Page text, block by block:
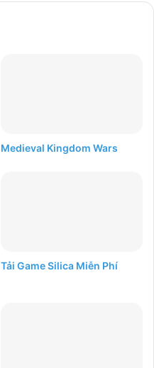
Medieval Kingdom Wars
Tải Game Silica Miễn Phí